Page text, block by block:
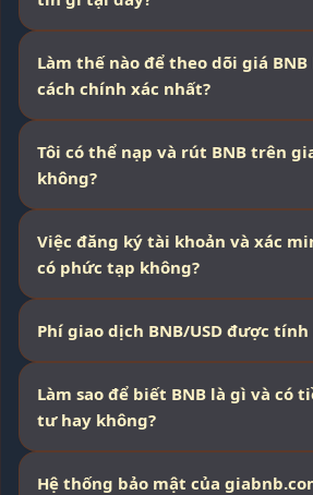
Làm thế nào để theo dõi giá
cách chính xác nhất?
Tôi có thể nạp và rút BNB trên
không?
Việc đăng ký tài khoản và xác
có phức tạp không?
Phí giao dịch BNB/USD được
Làm sao để biết BNB là gì và có
tư hay không?
Hệ thống bảo mật của